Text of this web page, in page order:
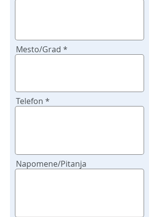
Mesto/Grad
Telefon
Napomene/Pitanja